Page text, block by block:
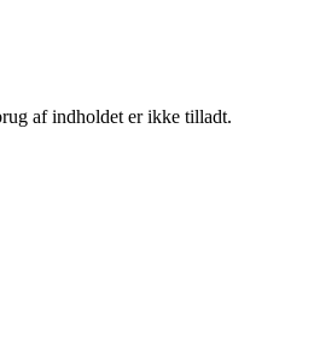
af indholdet er ikke tilladt.